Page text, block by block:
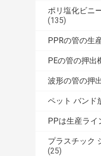
ポリ塩化ビニ
(135)
PPRの管の生
PEの管の押出
波形の管の押
ペット バンド
PPは生産ライ
プラスチック
(25)